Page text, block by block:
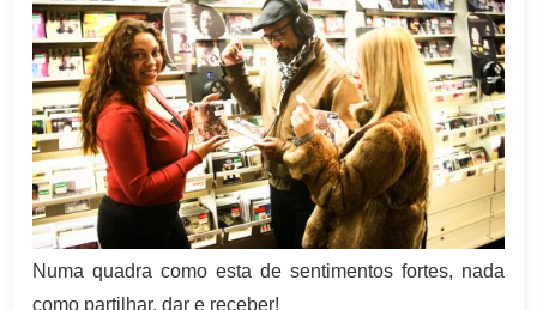
Numa quadra como esta de sentimentos fortes, nada
como partilhar, dar e receber!